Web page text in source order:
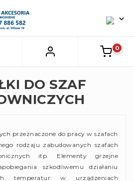
DO SZAF
przeznaczone do pracy w szafach
rodzaju zabudowanych szafach
itp. Elementy grzejne
szkodliwemu działaniu
temperatur w urządzeniach